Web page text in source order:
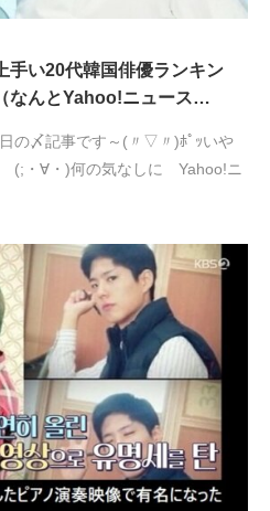
手い20代韓国俳優ランキン
なんとYahoo!ニュース…
〆記事です～(〃▽〃)ﾎﾟｯいや
・∀・)何の気なしに Yahoo!ニ